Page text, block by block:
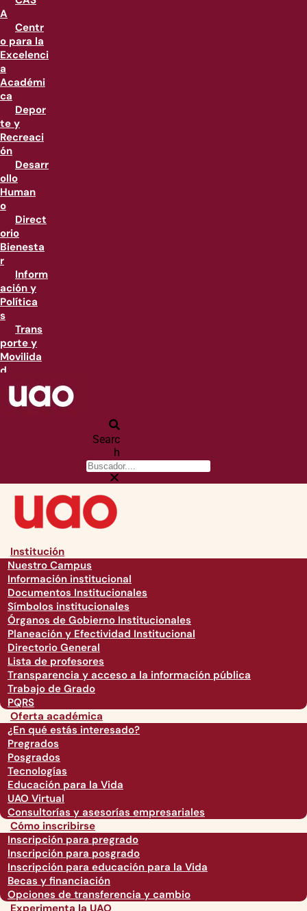
A
Centr
o para la
Excelenci
a
Académi
ca
Depor
te y
Recreaci
ón
Desarr
ollo
Human
o
Direct
orio
Bienesta
r
Inform
ación y
Política
s
Trans
porte y
Movilida
d
Searc
h
Institución
Nuestro Campus
Información institucional
Documentos Institucionales
Símbolos institucionales
Órganos de Gobierno Institucionales
Planeación y Efectividad Institucional
Directorio General
Lista de profesores
Transparencia y acceso a la información pública
Trabajo de Grado
PQRS
Oferta académica
¿En qué estás interesado?
Pregrados
Posgrados
Tecnologías
Educación para la Vida
UAO Virtual
Consultorías y asesorías empresariales
Cómo inscribirse
Inscripción para pregrado
Inscripción para posgrado
Inscripción para educación para la Vida
Becas y financiación
Opciones de transferencia y cambio
Experimenta la UAO